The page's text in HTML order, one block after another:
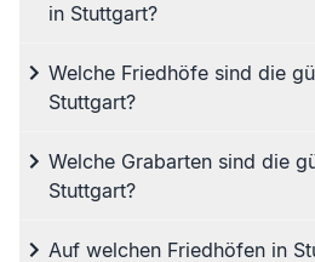
in Stuttgart?
Welche Friedhöfe sind die
Stuttgart?
Welche Grabarten sind die
Stuttgart?
Auf welchen Friedhöfen in